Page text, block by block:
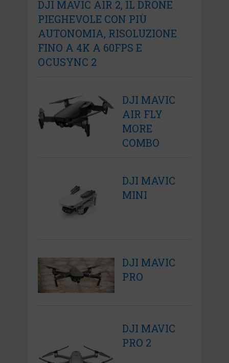
DJI MAVIC AIR 2, IL DRONE
PIEGHEVOLE CON PIÙ
AUTONOMIA, RISOLUZIONE
FINO A 4K A 60FPS E
OCUSYNC 2
DJI MAVIC
AIR FLY
MORE
COMBO
DJI MAVIC
MINI
DJI MAVIC
PRO
DJI MAVIC
PRO 2